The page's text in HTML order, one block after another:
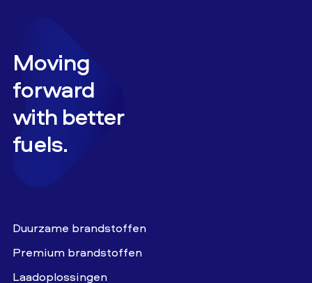
Moving
forward
with better
fuels.
Duurzame brandstoffen
Premium brandstoffen
Laadoplossingen